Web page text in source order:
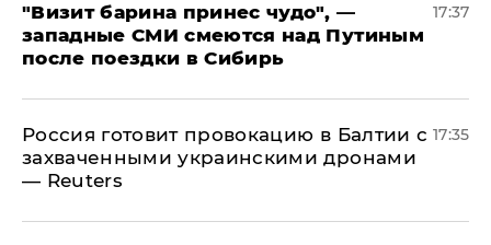
"Визит барина принес чудо", —
западные СМИ смеются над Путиным
после поездки в Сибирь
17:37
​Россия готовит провокацию в Балтии с
захваченными украинскими дронами
— Reuters
17:35